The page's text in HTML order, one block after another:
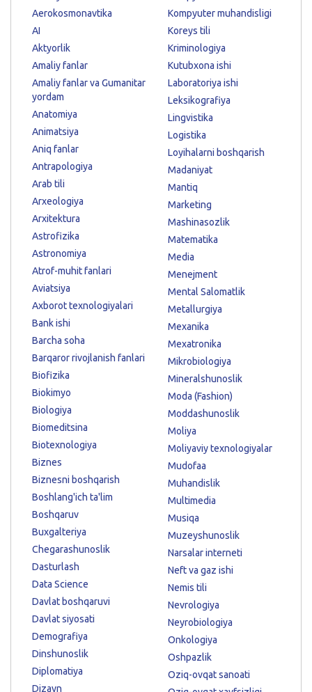
Aerokosmonavtika
AI
Aktyorlik
Amaliy fanlar
Amaliy fanlar va Gumanitar
yordam
Anatomiya
Animatsiya
Aniq fanlar
Antrapologiya
Arab tili
Arxeologiya
Arxitektura
Astrofizika
Astronomiya
Atrof-muhit fanlari
Aviatsiya
Axborot texnologiyalari
Bank ishi
Barcha soha
Barqaror rivojlanish fanlari
Biofizika
Biokimyo
Biologiya
Biomeditsina
Biotexnologiya
Biznes
Biznesni boshqarish
Boshlang'ich ta'lim
Boshqaruv
Buxgalteriya
Chegarashunoslik
Dasturlash
Data Science
Davlat boshqaruvi
Davlat siyosati
Demografiya
Dinshunoslik
Diplomatiya
Dizayn
Kompyuter muhandisligi
Koreys tili
Kriminologiya
Kutubxona ishi
Laboratoriya ishi
Leksikografiya
Lingvistika
Logistika
Loyihalarni boshqarish
Madaniyat
Mantiq
Marketing
Mashinasozlik
Matematika
Media
Menejment
Mental Salomatlik
Metallurgiya
Mexanika
Mexatronika
Mikrobiologiya
Mineralshunoslik
Moda (Fashion)
Moddashunoslik
Moliya
Moliyaviy texnologiyalar
Mudofaa
Muhandislik
Multimedia
Musiqa
Muzeyshunoslik
Narsalar interneti
Neft va gaz ishi
Nemis tili
Nevrologiya
Neyrobiologiya
Onkologiya
Oshpazlik
Oziq-ovqat sanoati